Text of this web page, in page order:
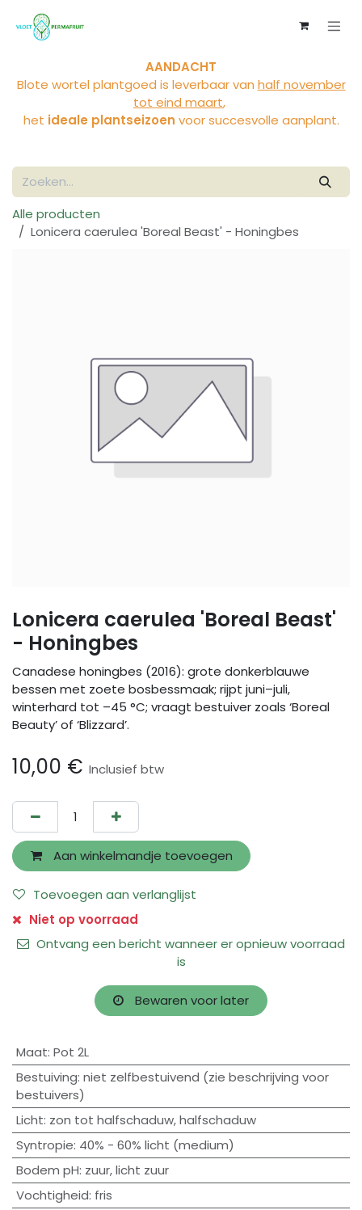
AANDACHT
Blote wortel plantgoed is leverbaar van half november
tot eind maart,
het ideale plantseizoen voor succesvolle aanplant.
Alle producten
Lonicera caerulea 'Boreal Beast' - Honingbes
Lonicera caerulea 'Boreal Beast'
- Honingbes
Canadese honingbes (2016): grote donkerblauwe
bessen met zoete bosbessmaak; rijpt juni–juli,
winterhard tot –45 °C; vraagt bestuiver zoals ‘Boreal
Beauty’ of ‘Blizzard’.
10,00 € Inclusief btw
Aan winkelmandje toevoegen
Toevoegen aan verlanglijst
Niet op voorraad
Ontvang een bericht wanneer er opnieuw voorraad
is
Bewaren voor later
Maat: Pot 2L
Bestuiving: niet zelfbestuivend (zie beschrijving voor
bestuivers)
Licht: zon tot halfschaduw,halfschaduw
Syntropie: 40% - 60% licht (medium)
Bodem pH: zuur,licht zuur
Vochtigheid: fris